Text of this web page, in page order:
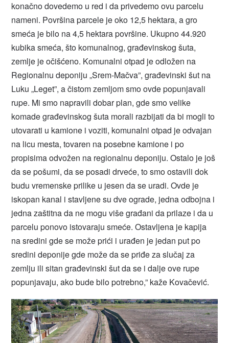
konačno dovedemo u red i da privedemo ovu parcelu
nameni. Površina parcele je oko 12,5 hektara, a gro
smeća je bilo na 4,5 hektara površine. Ukupno 44.920
kubika smeća, što komunalnog, građevinskog šuta,
zemlje je očišćeno. Komunalni otpad je odložen na
Regionalnu deponiju „Srem-Mačva”, građevinski šut na
Luku „Leget”, a čistom zemljom smo ovde popunjavali
rupe. Mi smo napravili dobar plan, gde smo velike
komade građevinskog šuta morali razbijati da bi mogli to
utovarati u kamione i voziti, komunalni otpad je odvajan
na licu mesta, tovaren na posebne kamione i po
propisima odvožen na regionalnu deponiju. Ostalo je još
da se pošumi, da se posadi drveće, to smo ostavili dok
budu vremenske prilike u jesen da se uradi. Ovde je
iskopan kanal i stavljene su dve ograde, jedna odbojna i
jedna zaštitna da ne mogu više građani da prilaze i da u
parcelu ponovo istovaraju smeće. Ostavljena je kapija
na sredini gde se može prići i urađen je jedan put po
sredini deponije gde može da se priđe za slučaj za
zemlju ili sitan građevinski šut da se i dalje ove rupe
popunjavaju, ako bude bilo potrebno,” kaže Kovačević.